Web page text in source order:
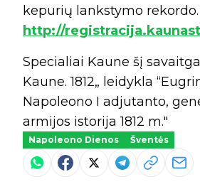
kepurių lankstymo
http://
Specialiai Kaune šį
Kaune. 1812„ leidykla
Napoleono I adjutanto,
armijos istorija 1812 m."
Napoleono Dienos Šventės